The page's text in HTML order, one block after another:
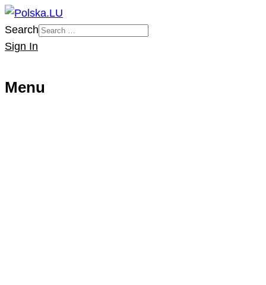
Search
Sign In
Menu